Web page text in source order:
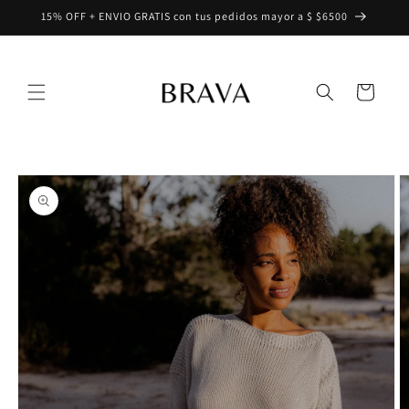
directamente
al contenido
15% OFF + ENVIO GRATIS con tus pedidos mayor a $ $6500
Carrito
directamente
a la
información